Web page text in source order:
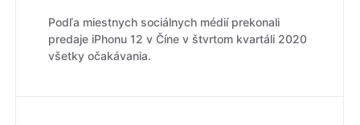
Podľa miestnych sociálnych médií prekonali
predaje iPhonu 12 v Číne v štvrtom kvartáli 2020
všetky očakávania.